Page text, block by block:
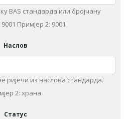
BAS стандарда или бројчану
Примjeр 2: 9001
Наслов
ријечи из нaслoвa стaндaрдa.
2: храна
Статус